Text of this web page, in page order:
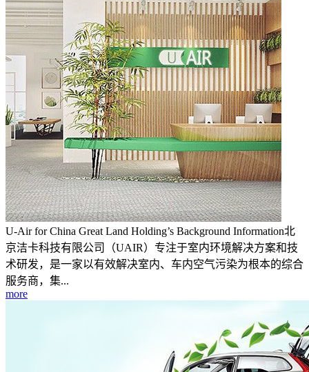
U-Air for China Great Land Holding’s Background Information北
京洁卡科技有限公司（UAIR）专注于室内环境解决方案和技
术研发，是一家以有效解决室内、车内空气污染为根本的综合
服务商，集...
more